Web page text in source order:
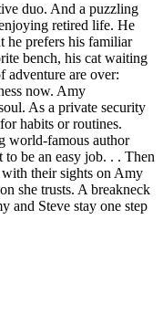
duo. And a puzzling
retired life. He
he prefers his familiar
bench, his cat waiting
adventure are over:
now. Amy
As a private security
habits or routines.
world-famous author
be an easy job. . . Then
their sights on Amy
she trusts. A breakneck
and Steve stay one step